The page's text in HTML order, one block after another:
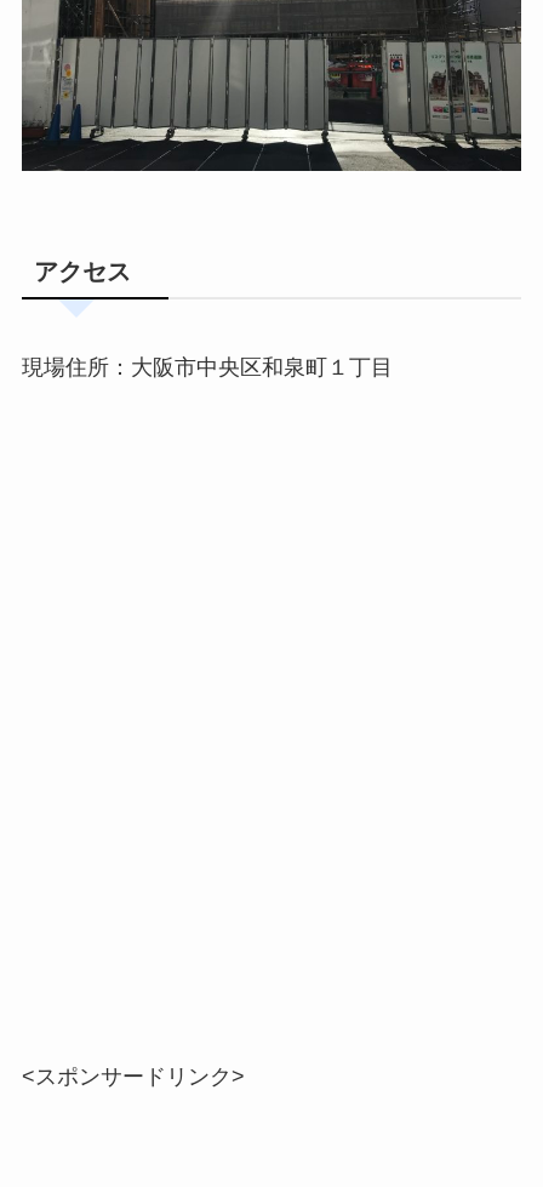
アクセス
現場住所：大阪市中央区和泉町１丁目
<スポンサードリンク>